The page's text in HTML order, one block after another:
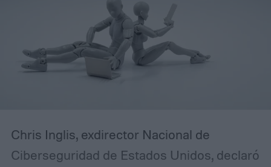
Chris Inglis, exdirector Nacional de
Ciberseguridad de Estados Unidos, declaró